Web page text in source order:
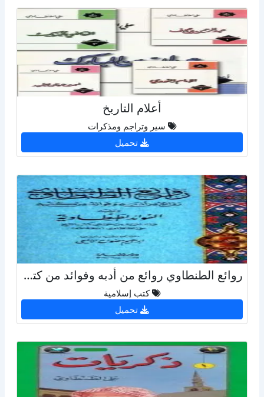
أعلام التاريخ
سير وتراجم ومذكرات
تحميل
روائع الطنطاوي روائع من أدبه وفوائد من كتبه ويليه الفوائد الطنطاوية فوائد لغوية من حواشي كتب الشيخ
كتب إسلامية
تحميل